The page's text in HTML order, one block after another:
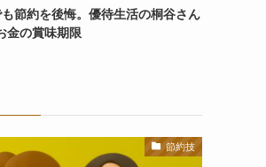
節約を後悔。優待生活の桐谷さん
金の賞味期限
節約技